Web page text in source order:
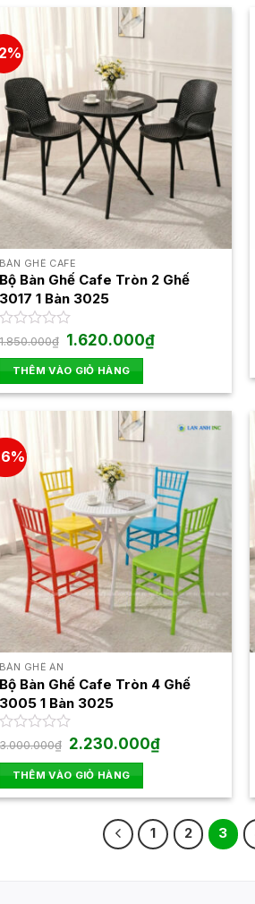
sao
BÀN GHẾ CAFE
Bộ Bàn Ghế Cafe Tròn 2 Ghế
3017 1 Bàn 3025
Được
hạng
0
sao
1.850.000₫ Giá
gốc
là:
1.850.000₫.
1.620.000₫Giá
hiện
THÊM VÀO GIỎ HÀNG
BÀN GHẾ ĂN
Bộ Bàn Ghế Cafe Tròn 4 Ghế
3005 1 Bàn 3025
Được
hạng
0
3.000.000₫ Giá
gốc
là:
3.000.000₫.
2.230.000₫Giá
hiện
THÊM VÀO GIỎ HÀNG
1 2 3